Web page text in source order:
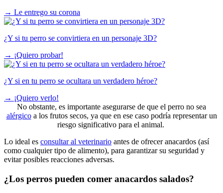
→ Le entrego su corona
¿Y si tu perro se convirtiera en un personaje 3D?
→ ¡Quiero probar!
¿Y si en tu perro se ocultara un verdadero héroe?
→ ¡Quiero verlo!
No obstante, es importante asegurarse de que el perro no sea
alérgicoa los frutos secos, ya que en ese caso podría representar un
riesgo significativo para el animal.
Lo ideal es consultar al veterinario antes de ofrecer anacardos (así
como cualquier tipo de alimento), para garantizar su seguridad y
evitar posibles reacciones adversas.
¿Los perros pueden comer anacardos salados?